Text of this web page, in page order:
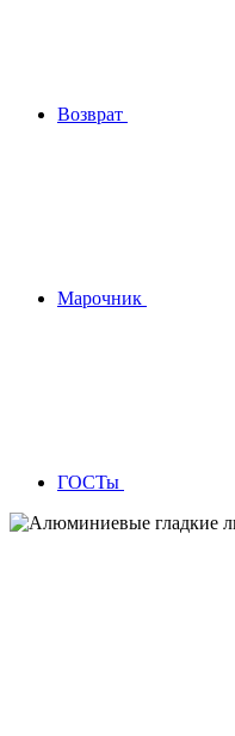
Возврат
Марочник
ГОСТы